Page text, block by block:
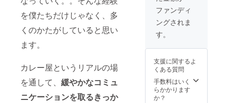
を僕たちだけじゃなく、多
くのかたがしていると思い
ます。
カレー屋というリアルの場
を通して、 緩やかなコミュ
ニケーションを取るきっか
日メー
ルにて
やりと
だきま
す ※対
面での
実施の
場合、
公共の
せてい
ただく
場合が
※備考欄
日をご
記入く
ださ
い。
（日曜
ファンディ
ングされま
す。
支援に関するよ
くある質問
手数料はいく
らかかります
か？